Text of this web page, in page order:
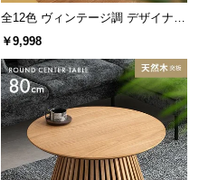
全12色 ヴィンテージ調 デザイナー
ズシェルチェア
￥9,998